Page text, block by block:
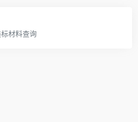
材料查询